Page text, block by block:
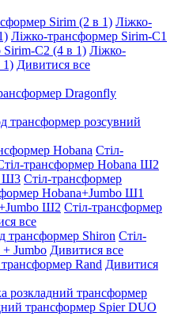
Sirim (2 в 1) Ліжко-
Ліжко-трансформер Sirim-C1
Sirim-C2 (4 в 1) Ліжко-
1) Дивитися все
Dragonfly
трансформер розсувний
Hobana Стіл-
трансформер Hobana Ш2
Ш3 Стіл-трансформер
Hobana+Jumbo Ш1
Ш2 Стіл-трансформер
все
трансформер Shiron Стіл-
Jumbo Дивитися все
Rand Дивитися
розкладний трансформер
трансформер Spier DUO